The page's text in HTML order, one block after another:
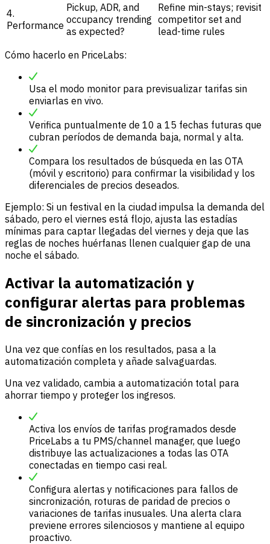
4.
Performance
Pickup, ADR, and
occupancy trending
as expected?
Refine min-stays; revisit
competitor set and
lead-time rules
Cómo hacerlo en PriceLabs:
Usa el modo monitor para previsualizar tarifas sin
enviarlas en vivo.
Verifica puntualmente de 10 a 15 fechas futuras que
cubran períodos de demanda baja, normal y alta.
Compara los resultados de búsqueda en las OTA
(móvil y escritorio) para confirmar la visibilidad y los
diferenciales de precios deseados.
Ejemplo: Si un festival en la ciudad impulsa la demanda del
sábado, pero el viernes está flojo, ajusta las estadías
mínimas para captar llegadas del viernes y deja que las
reglas de noches huérfanas llenen cualquier gap de una
noche el sábado.
Activar la automatización y
configurar alertas para problemas
de sincronización y precios
Una vez que confías en los resultados, pasa a la
automatización completa y añade salvaguardas.
Una vez validado, cambia a automatización total para
ahorrar tiempo y proteger los ingresos.
Activa los envíos de tarifas programados desde
PriceLabs a tu PMS/channel manager, que luego
distribuye las actualizaciones a todas las OTA
conectadas en tiempo casi real.
Configura alertas y notificaciones para fallos de
sincronización, roturas de paridad de precios o
variaciones de tarifas inusuales. Una alerta clara
previene errores silenciosos y mantiene al equipo
proactivo.